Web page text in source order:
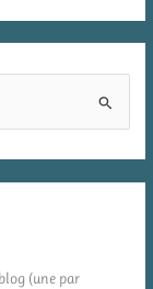
(une par